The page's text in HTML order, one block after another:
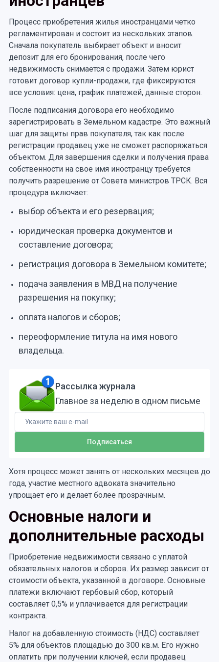
Процесс приобретения жилья иностранцами четко
регламентирован и состоит из нескольких этапов.
Сначала покупатель выбирает объект и вносит
депозит для его бронирования, после чего
недвижимость снимается с продажи. Затем юрист
готовит договор купли-продажи, где фиксируются
все условия: цена, график платежей, данные сторон.
После подписания договора его необходимо
зарегистрировать в Земельном кадастре. Это важный
шаг для защиты прав покупателя, так как после
регистрации продавец уже не сможет распоряжаться
объектом. Для завершения сделки и получения права
собственности на свое имя иностранцу требуется
получить разрешение от Совета министров ТРСК. Вся
процедура включает:
выбор объекта и его резервация;
юридическая проверка документов и
составление договора;
регистрация договора в Земельном комитете;
подача заявления в МВД на получение
разрешения на покупку;
оплата налогов и сборов;
переоформление титула на имя нового
владельца.
Рассылка журнала
Главное за неделю в одном письме
Хотя процесс может занять от нескольких месяцев до
года, участие местного адвоката значительно
упрощает его и делает более прозрачным.
Основные налоги и
дополнительные расходы
Приобретение недвижимости связано с уплатой
обязательных налогов и сборов. Их размер зависит от
стоимости объекта, указанной в договоре. Основные
платежи включают гербовый сбор, который
составляет 0,5% и уплачивается для регистрации
контракта.
Налог на добавленную стоимость (НДС) составляет
5% для объектов площадью до 300 кв.м. Его нужно
оплатить при получении ключей, если продавец